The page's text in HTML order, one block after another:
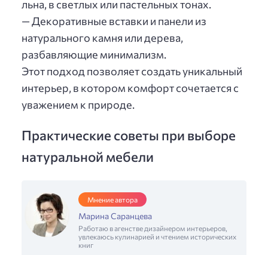
льна, в светлых или пастельных тонах.
— Декоративные вставки и панели из
натурального камня или дерева,
разбавляющие минимализм.
Этот подход позволяет создать уникальный
интерьер, в котором комфорт сочетается с
уважением к природе.
Практические советы при выборе
натуральной мебели
Мнение автора
Марина Саранцева
Работаю в агенстве дизайнером интерьеров,
увлекаюсь кулинарией и чтением исторических
книг